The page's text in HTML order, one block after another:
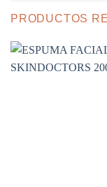
PRODUCTOS